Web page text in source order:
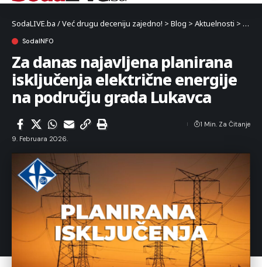
SodaLIVE.ba / Već drugu deceniju zajedno! > Blog > Aktuelnosti >
SodaINFO
Za danas najavljena planirana
isključenja električne energije
na području grada Lukavca
9. Februara 2026.
1 Min. Za Čitanje